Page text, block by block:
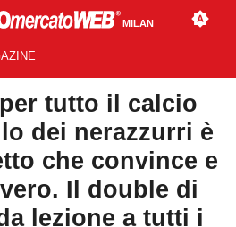
MILAN
tutto il calcio
dei nerazzurri è
che convince e
Il double di
lezione a tutti i